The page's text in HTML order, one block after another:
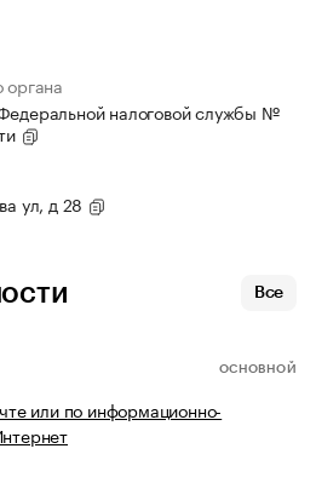
органа
налоговой службы №
ул, д 28
Все
ОСНОВНОЙ
или по информационно-